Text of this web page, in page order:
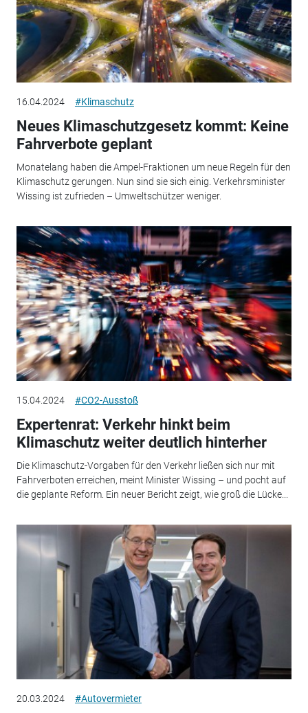
16.04.2024 #Klimaschutz
Neues Klimaschutzgesetz kommt: Keine
Fahrverbote geplant
Monatelang haben die Ampel-Fraktionen um neue Regeln für den
Klimaschutz gerungen. Nun sind sie sich einig. Verkehrsminister
Wissing ist zufrieden – Umweltschützer weniger.
15.04.2024 #CO2-Ausstoß
Expertenrat: Verkehr hinkt beim
Klimaschutz weiter deutlich hinterher
Die Klimaschutz-Vorgaben für den Verkehr ließen sich nur mit
Fahrverboten erreichen, meint Minister Wissing – und pocht auf
die geplante Reform. Ein neuer Bericht zeigt, wie groß die Lücke...
20.03.2024 #Autovermieter